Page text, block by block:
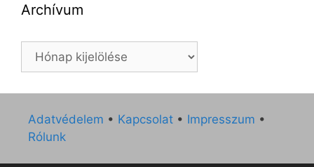
Archívum
Archívum
Adatvédelem • Kapcsolat • Impresszum •
Rólunk